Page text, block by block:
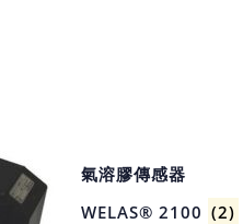
氣溶膠傳感器
WELAS® 2100 (2)